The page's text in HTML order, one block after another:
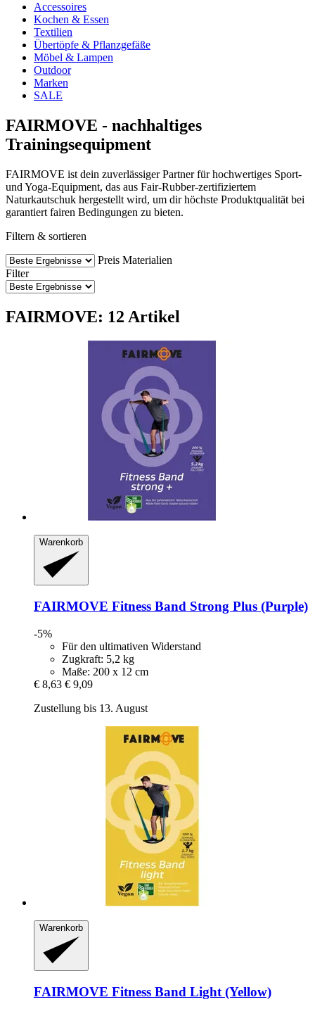
Accessoires
Kochen & Essen
Textilien
Übertöpfe & Pflanzgefäße
Möbel & Lampen
Outdoor
Marken
SALE
FAIRMOVE - nachhaltiges
Trainingsequipment
FAIRMOVE ist dein zuverlässiger Partner für hochwertiges Sport-
und Yoga-Equipment, das aus Fair-Rubber-zertifiziertem
Naturkautschuk hergestellt wird, um dir höchste Produktqualität bei
garantiert fairen Bedingungen zu bieten.
Filtern & sortieren
Preis Materialien
Filter
FAIRMOVE: 12 Artikel
Warenkorb
FAIRMOVE Fitness Band Strong Plus (Purple)
-5%
Für den ultimativen Widerstand
Zugkraft: 5,2 kg
Maße: 200 x 12 cm
€ 8,63 € 9,09
Zustellung bis 13. August
Warenkorb
FAIRMOVE Fitness Band Light (Yellow)